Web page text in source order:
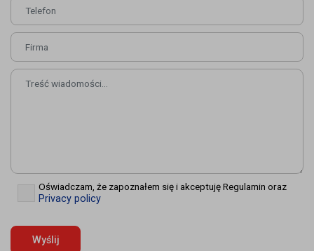
Oświadczam, że zapoznałem się i akceptuję Regulamin oraz
Privacy policy